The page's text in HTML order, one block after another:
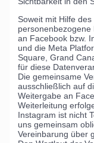
Soweit mit Hilfe
an Facebook bzw.
und die Meta
Square, Grand
für diese
Die gemeinsame
ausschließlich auf
Weitergabe an
Weiterleitung
Instagram ist nicht
uns gemeinsam
Vereinbarung über